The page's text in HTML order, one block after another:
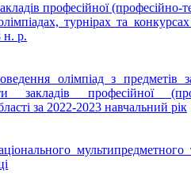
професійної (професійно-
турнірах та конкурсах
н. р.
олімпіад з предметів
закладів професійної
за 2022-2023 навчальний рік
мультипредметного